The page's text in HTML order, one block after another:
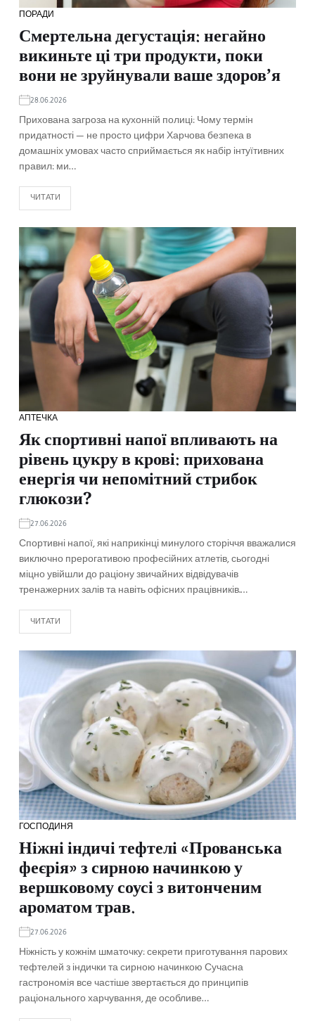
ПОРАДИ
Смертельна дегустація: негайно
викиньте ці три продукти, поки
вони не зруйнували ваше здоров’я
28.06.2026
Прихована загроза на кухонній полиці: Чому термін
придатності — не просто цифри Харчова безпека в
домашніх умовах часто сприймається як набір інтуїтивних
правил: ми…
ЧИТАТИ
АПТЕЧКА
Як спортивні напої впливають на
рівень цукру в крові: прихована
енергія чи непомітний стрибок
глюкози?
27.06.2026
Спортивні напої, які наприкінці минулого сторіччя вважалися
виключно прерогативою професійних атлетів, сьогодні
міцно увійшли до раціону звичайних відвідувачів
тренажерних залів та навіть офісних працівників.…
ЧИТАТИ
ГОСПОДИНЯ
Ніжні індичі тефтелі «Прованська
феєрія» з сирною начинкою у
вершковому соусі з витонченим
ароматом трав.
27.06.2026
Ніжність у кожнім шматочку: секрети приготування парових
тефтелей з індички та сирною начинкою Сучасна
гастрономія все частіше звертається до принципів
раціонального харчування, де особливе…